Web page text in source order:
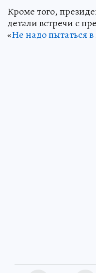
Кроме того,
детали встречи с
«Не надо пытаться